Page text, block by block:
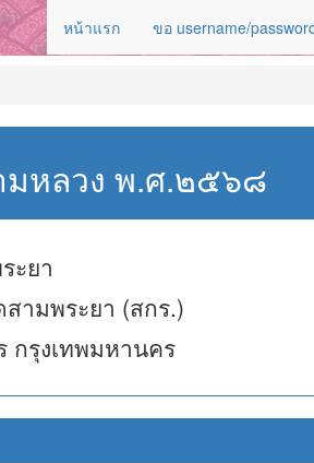
หน้าแรก ขอ username/
มหลวง พ.ศ.๒๕๖๘
ะยา
ามพระยา (สกร.)
กรุงเทพมหานคร